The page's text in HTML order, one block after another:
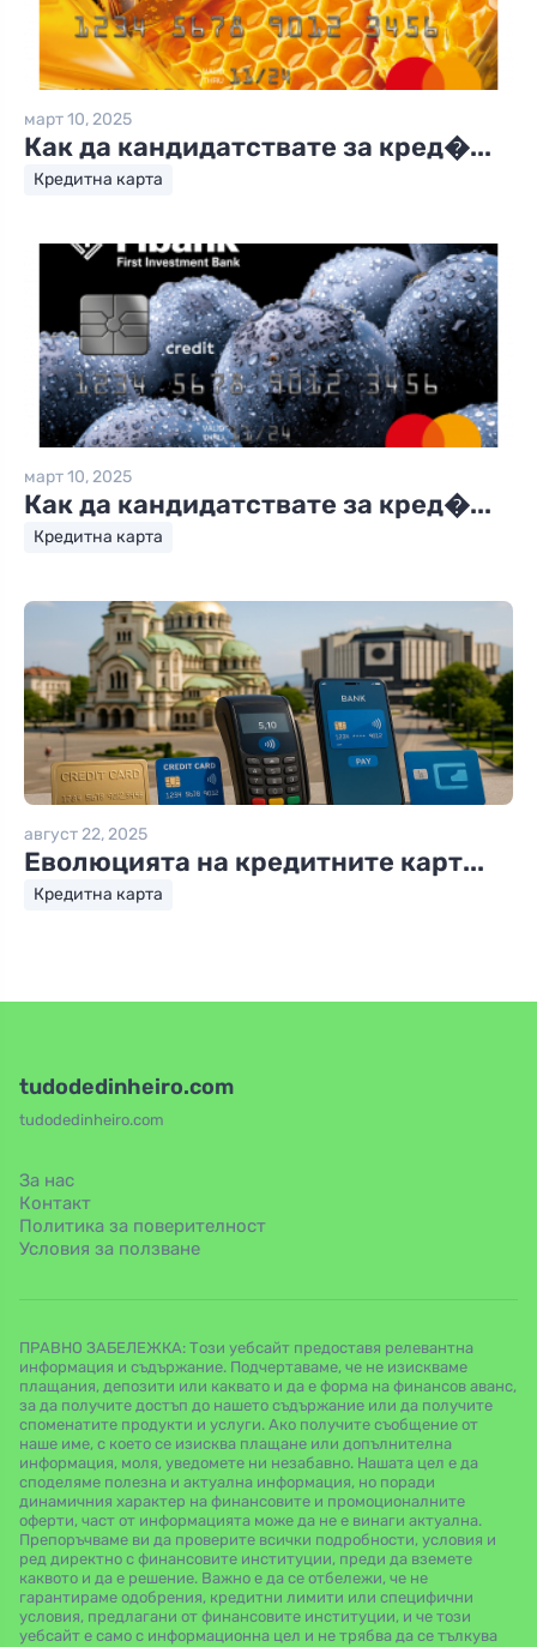
март 10, 2025
Как да кандидатствате за кред�...
Кредитна карта
март 10, 2025
Как да кандидатствате за кред�...
Кредитна карта
август 22, 2025
Еволюцията на кредитните карт...
Кредитна карта
tudodedinheiro.com
tudodedinheiro.com
За нас
Контакт
Политика за поверителност
Условия за ползване
ПРАВНО ЗАБЕЛЕЖКА: Този уебсайт предоставя релевантна
информация и съдържание. Подчертаваме, че не изискваме
плащания, депозити или каквато и да е форма на финансов аванс,
за да получите достъп до нашето съдържание или да получите
споменатите продукти и услуги. Ако получите съобщение от
наше име, с което се изисква плащане или допълнителна
информация, моля, уведомете ни незабавно. Нашата цел е да
споделяме полезна и актуална информация, но поради
динамичния характер на финансовите и промоционалните
оферти, част от информацията може да не е винаги актуална.
Препоръчваме ви да проверите всички подробности, условия и
ред директно с финансовите институции, преди да вземете
каквото и да е решение. Важно е да се отбележи, че не
гарантираме одобрения, кредитни лимити или специфични
условия, предлагани от финансовите институции, и че този
уебсайт е само с информационна цел и не трябва да се тълкува